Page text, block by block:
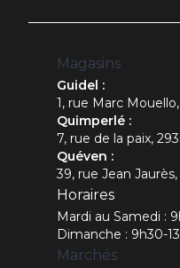
Magasins
Guidel :
1, rue Marc
Quimperlé :
7, rue de la paix,
Quéven :
39, rue Jean
Horaires
Mardi au Samedi :
Dimanche : 9h30-
Marchés